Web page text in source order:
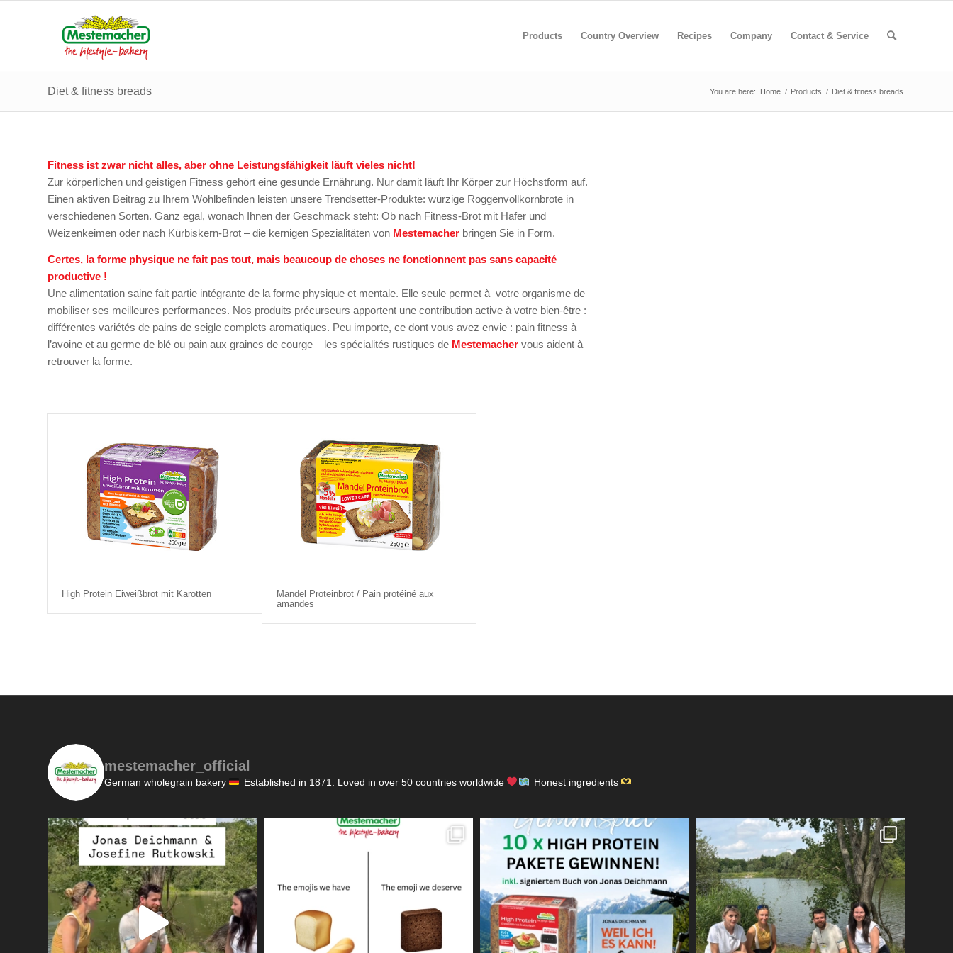
Products Country Overview Recipes Company Contact & Service
Diet & fitness breads You are here: Home / Products / Diet & fitness breads
Fitness ist zwar nicht alles, aber ohne Leistungsfähigkeit läuft vieles nicht!
Zur körperlichen und geistigen Fitness gehört eine gesunde Ernährung. Nur damit läuft Ihr Körper zur Höchstform auf.
Einen aktiven Beitrag zu Ihrem Wohlbefinden leisten unsere Trendsetter-Produkte: würzige Roggenvollkornbrote in
verschiedenen Sorten. Ganz egal, wonach Ihnen der Geschmack steht: Ob nach Fitness-Brot mit Hafer und
Weizenkeimen oder nach Kürbiskern-Brot – die kernigen Spezialitäten von Mestemacher bringen Sie in Form.
Certes, la forme physique ne fait pas tout, mais beaucoup de choses ne fonctionnent pas sans capacité
productive !
Une alimentation saine fait partie intégrante de la forme physique et mentale. Elle seule permet à votre organisme de
mobiliser ses meilleures performances. Nos produits précurseurs apportent une contribution active à votre bien-être :
différentes variétés de pains de seigle complets aromatiques. Peu importe, ce dont vous avez envie : pain fitness à
l’avoine et au germe de blé ou pain aux graines de courge – les spécialités rustiques de Mestemacher vous aident à
retrouver la forme.
High Protein Eiweißbrot mit Karotten
Mandel Proteinbrot / Pain protéiné aux
amandes
mestemacher_official
German wholegrain bakery Established in 1871. Loved in over 50 countries worldwide Honest ingredients